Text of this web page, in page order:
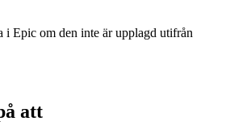
i Epic om den inte är upplagd utifrån
att